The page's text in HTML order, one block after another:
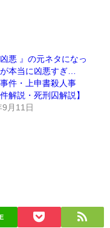
悪 』の元ネタになっ
本当に凶悪すぎ…
事件・上申書殺人事
解説・死刑囚解説】
9月11日